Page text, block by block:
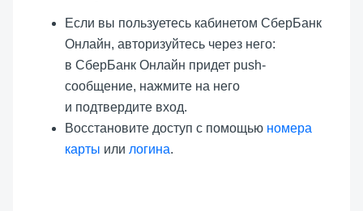
Если вы пользуетесь кабинетом СберБанк
Онлайн, авторизуйтесь через него:
в СберБанк Онлайн придет push-
сообщение, нажмите на него
и подтвердите вход.
Восстановите доступ с помощью номера
карты или логина.